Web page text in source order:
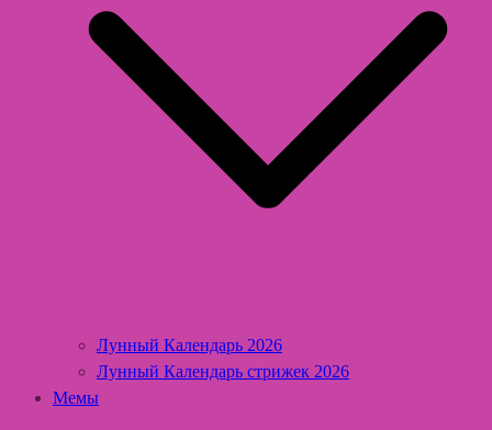
Лунный Календарь 2026
Лунный Календарь стрижек 2026
Мемы